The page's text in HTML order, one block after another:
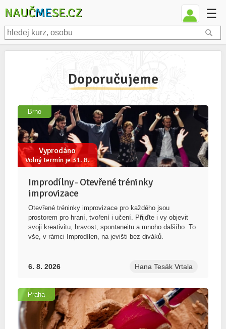
NAUČMESE.CZ ☰
Doporučujeme
Vyprodáno
Volný termín je 31. 8.
Improdílny - Otevřené tréninky
improvizace
Otevřené tréninky improvizace pro každého jsou
prostorem pro hraní, tvoření i učení. Přijďte i vy objevit
svoji kreativitu, hravost, spontaneitu a mnoho dalšího. To
vše, v rámci Improdílen, na jevišti bez diváků.
6. 8. 2026 Hana Tesák Vrtala
Brno
Praha